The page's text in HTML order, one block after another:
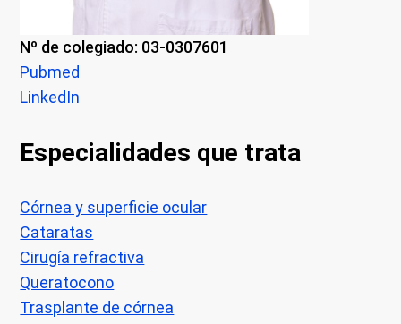
Nº de colegiado: 03-0307601
Pubmed
LinkedIn
Especialidades que trata
Córnea y superficie ocular
Cataratas
Cirugía refractiva
Queratocono
Trasplante de córnea